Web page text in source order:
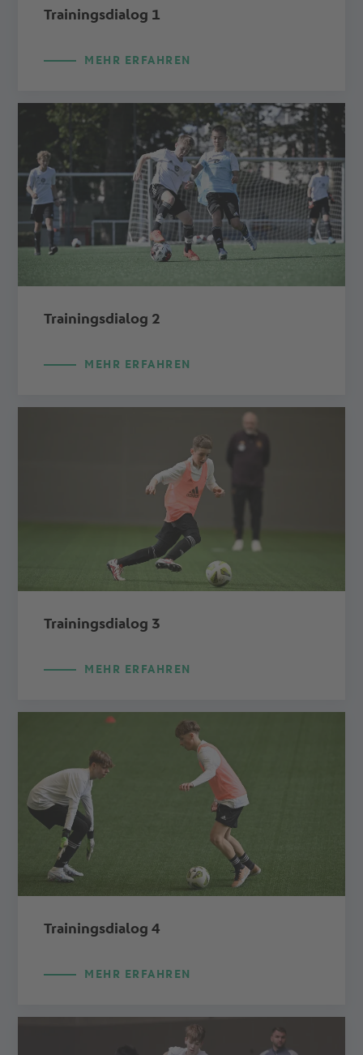
Trainingsdialog 1
MEHR ERFAHREN
Trainingsdialog 2
MEHR ERFAHREN
Trainingsdialog 3
MEHR ERFAHREN
Trainingsdialog 4
MEHR ERFAHREN